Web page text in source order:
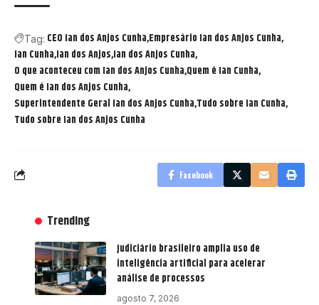
Tag: CEO Ian dos Anjos Cunha Empresário Ian dos Anjos Cunha
Ian Cunha Ian dos Anjos Ian dos Anjos Cunha
O que aconteceu com Ian dos Anjos Cunha Quem é Ian Cunha
Quem é Ian dos Anjos Cunha
Superintendente Geral Ian dos Anjos Cunha Tudo sobre Ian Cunha
Tudo sobre Ian dos Anjos Cunha
Facebook
Trending
Judiciário brasileiro amplia uso de
inteligência artificial para acelerar
análise de processos
agosto 7, 2026